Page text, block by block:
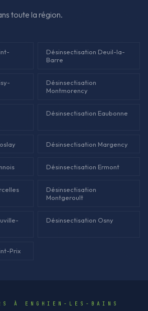
toute la région.
Désinsectisation Deuil-la-
Barre
Désinsectisation
Montmorency
Désinsectisation Eaubonne
Désinsectisation Margency
Désinsectisation Ermont
Désinsectisation
Montgeroult
Désinsectisation Osny
Prix
À ENGHIEN-LES-BAINS